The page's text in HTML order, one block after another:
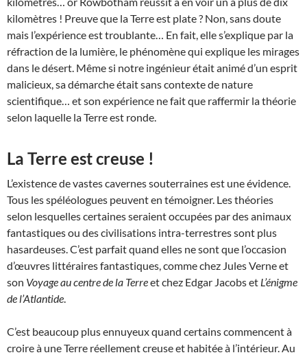
kilomètres ! Preuve que la Terre est plate ? Non, sans doute
mais l’expérience est troublante… En fait, elle s’explique par la
réfraction de la lumière, le phénomène qui explique les mirages
dans le désert. Même si notre ingénieur était animé d’un esprit
malicieux, sa démarche était sans contexte de nature
scientifique… et son expérience ne fait que raffermir la théorie
selon laquelle la Terre est ronde.
La Terre est creuse !
L’existence de vastes cavernes souterraines est une évidence.
Tous les spéléologues peuvent en témoigner. Les théories
selon lesquelles certaines seraient occupées par des animaux
fantastiques ou des civilisations intra-terrestres sont plus
hasardeuses. C’est parfait quand elles ne sont que l’occasion
d’œuvres littéraires fantastiques, comme chez Jules Verne et
son Voyage au centre de la Terreet chez Edgar Jacobs et L’énigme
de l’Atlantide.
C’est beaucoup plus ennuyeux quand certains commencent à
croire à une Terre réellement creuse et habitée à l’intérieur. Au